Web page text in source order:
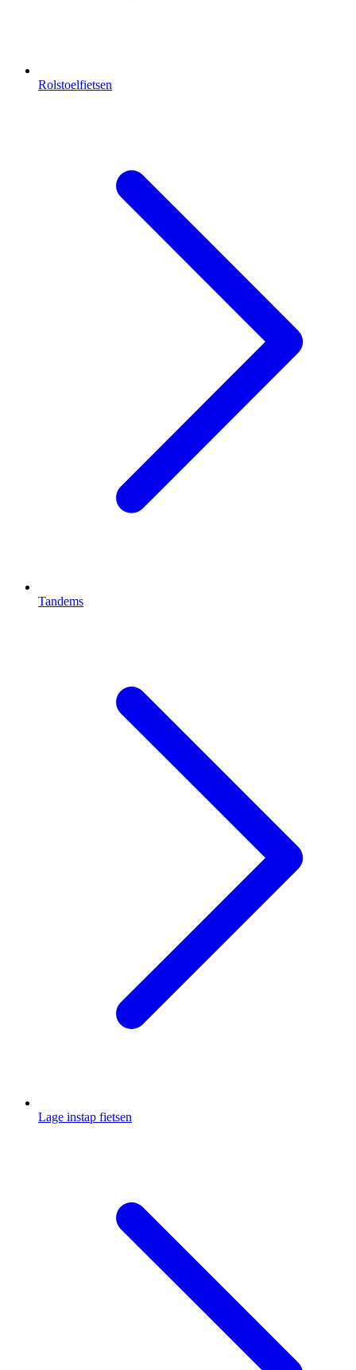
Rolstoelfietsen
Tandems
Lage instap fietsen